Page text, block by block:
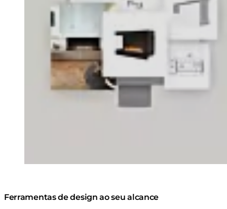
Ferramentas de design ao seu alcance